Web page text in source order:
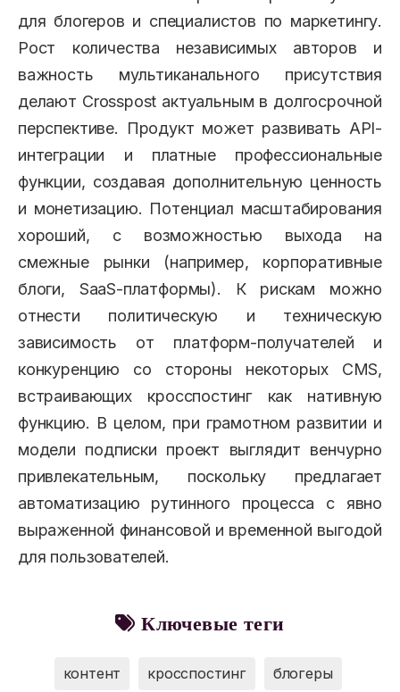
для блогеров и специалистов по маркетингу.
Рост количества независимых авторов и
важность мультиканального присутствия
делают Crosspost актуальным в долгосрочной
перспективе. Продукт может развивать API-
интеграции и платные профессиональные
функции, создавая дополнительную ценность
и монетизацию. Потенциал масштабирования
хороший, с возможностью выхода на
смежные рынки (например, корпоративные
блоги, SaaS-платформы). К рискам можно
отнести политическую и техническую
зависимость от платформ-получателей и
конкуренцию со стороны некоторых CMS,
встраивающих кросспостинг как нативную
функцию. В целом, при грамотном развитии и
модели подписки проект выглядит венчурно
привлекательным, поскольку предлагает
автоматизацию рутинного процесса с явно
выраженной финансовой и временной выгодой
для пользователей.
Ключевые теги
контент кросспостинг блогеры